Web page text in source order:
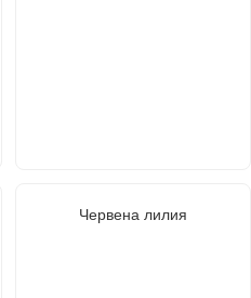
Червена лилия